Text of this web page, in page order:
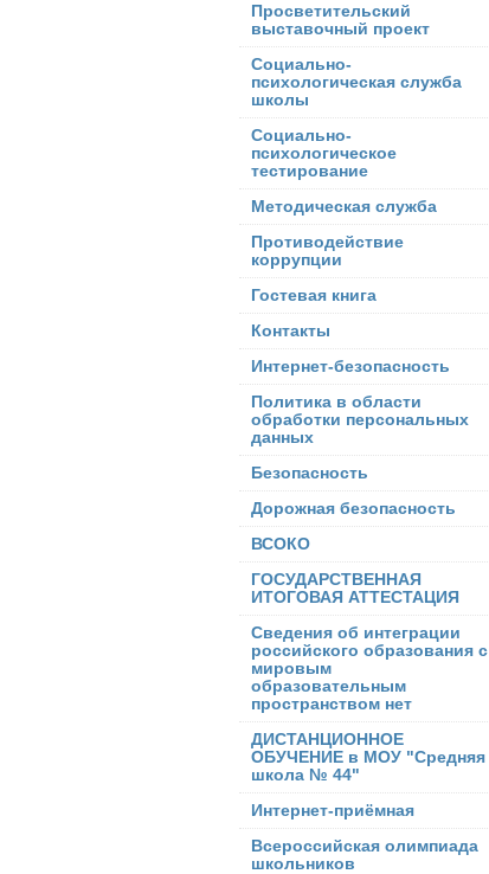
Просветительский
выставочный проект
Социально-
психологическая служба
школы
Социально-
психологическое
тестирование
Методическая служба
Противодействие
коррупции
Гостевая книга
Контакты
Интернет-безопасность
Политика в области
обработки персональных
данных
Безопасность
Дорожная безопасность
ВСОКО
ГОСУДАРСТВЕННАЯ
ИТОГОВАЯ АТТЕСТАЦИЯ
Сведения об интеграции
российского образования с
мировым
образовательным
пространством нет
ДИСТАНЦИОННОЕ
ОБУЧЕНИЕ в МОУ "Средняя
школа № 44"
Интернет-приёмная
Всероссийская олимпиада
школьников